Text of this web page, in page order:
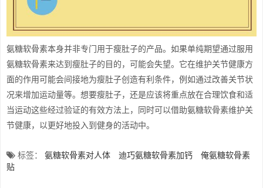
氨糖软骨素本身并非专门用于瘦肚子的产品。如果单纯期望通过服用
氨糖软骨素来达到瘦肚子的目的，可能会失望。它在维护关节健康方
面的作用可能会间接地为瘦肚子创造有利条件，例如通过改善关节状
况来增加运动量等。想要瘦肚子，还是应该将重点放在合理饮食和适
当运动这些经过验证的有效方法上，同时可以借助氨糖软骨素维护关
节健康，以更好地投入到健身的活动中。
标签： 氨糖软骨素对人体 迪巧氨糖软骨素加钙
俺氨糖软骨素
贴